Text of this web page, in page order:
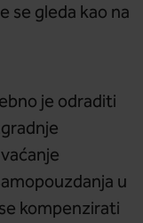
se gleda kao na
je odraditi
u
kompenzirati